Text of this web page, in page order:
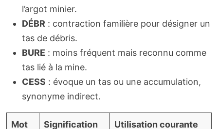
l’argot minier.
DÉBR : contraction familière pour désigner un
tas de débris.
BURE : moins fréquent mais reconnu comme
tas lié à la mine.
CESS : évoque un tas ou une accumulation,
synonyme indirect.
Mot Signification Utilisation courante